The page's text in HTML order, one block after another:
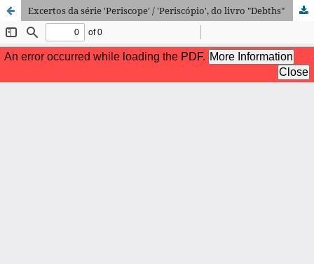
Excertos da série 'Periscope' / 'Periscópio', do livro "Debths"